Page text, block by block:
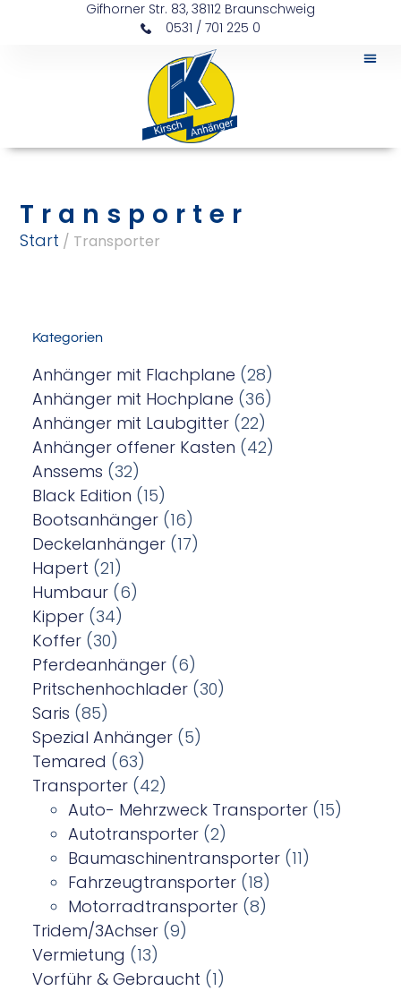
Gifhorner Str. 83, 38112 Braunschweig
0531 / 701 225 0
Transporter
Start / Transporter
Kategorien
Anhänger mit Flachplane (28)
Anhänger mit Hochplane (36)
Anhänger mit Laubgitter (22)
Anhänger offener Kasten (42)
Anssems (32)
Black Edition (15)
Bootsanhänger (16)
Deckelanhänger (17)
Hapert (21)
Humbaur (6)
Kipper (34)
Koffer (30)
Pferdeanhänger (6)
Pritschenhochlader (30)
Saris (85)
Spezial Anhänger (5)
Temared (63)
Transporter (42)
Auto- Mehrzweck Transporter (15)
Autotransporter (2)
Baumaschinentransporter (11)
Fahrzeugtransporter (18)
Motorradtransporter (8)
Tridem/3Achser (9)
Vermietung (13)
Vorführ & Gebraucht (1)